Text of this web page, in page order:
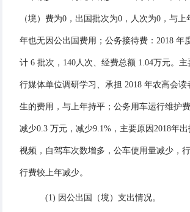
（境）费为0，出国批次为0，人次为0，与
年也无因公出国费用；公务接待费：2018 年
计 6 批次，140人次、经费总额 1.04万元。主
行媒体单位调研学习、承担 2018 年农高会
生的费用，与上年持平；公务用车运行维护费
减少0.3 万元，减少9.1%，主要原因2018年
视频，自驾车次数增多，公车使用量减少，
行费较上年减少。
(1) 因公出国（境）支出情况。